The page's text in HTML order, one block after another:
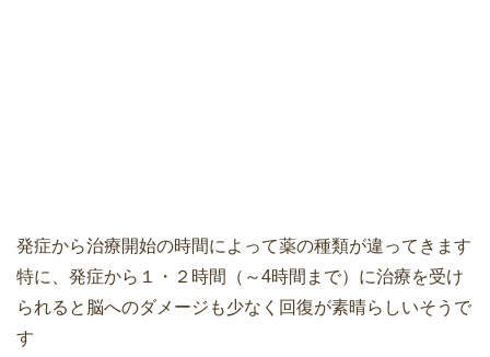
発症から治療開始の時間によって薬の種類が違ってきます
特に、発症から１・２時間（～4時間まで）に治療を受け
られると脳へのダメージも少なく回復が素晴らしいそうで
す